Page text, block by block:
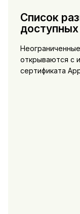
Список
открываются с
сертификата